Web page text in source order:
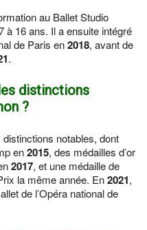
au Ballet Studio
à 16 ans. Il a ensuite intégré
de Paris en2018, avant de
.
distinctions
?
notables, dont
en2015, des médailles d’or
2017, et une médaille de
la même année. En2021,
de l’Opéra national de